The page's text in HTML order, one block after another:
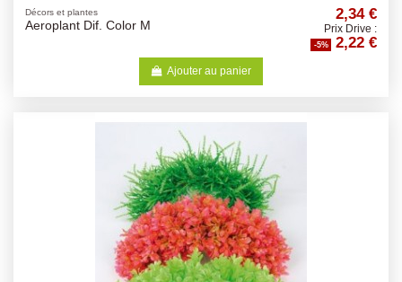
Décors et plantes
Aeroplant Dif. Color M
2,34 €
Prix Drive :
-5% 2,22 €
Ajouter au panier